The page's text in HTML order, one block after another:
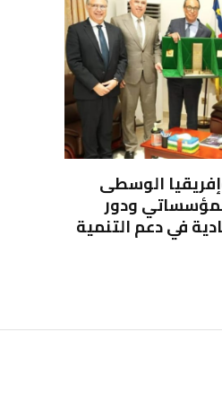
الوسطى
ودور
في دعم التنمية